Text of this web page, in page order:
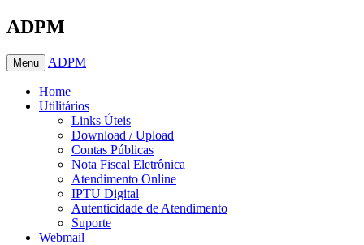
ADPM
Menu ADPM
Home
Utilitários
Links Úteis
Download / Upload
Contas Públicas
Nota Fiscal Eletrônica
Atendimento Online
IPTU Digital
Autenticidade de Atendimento
Suporte
Webmail